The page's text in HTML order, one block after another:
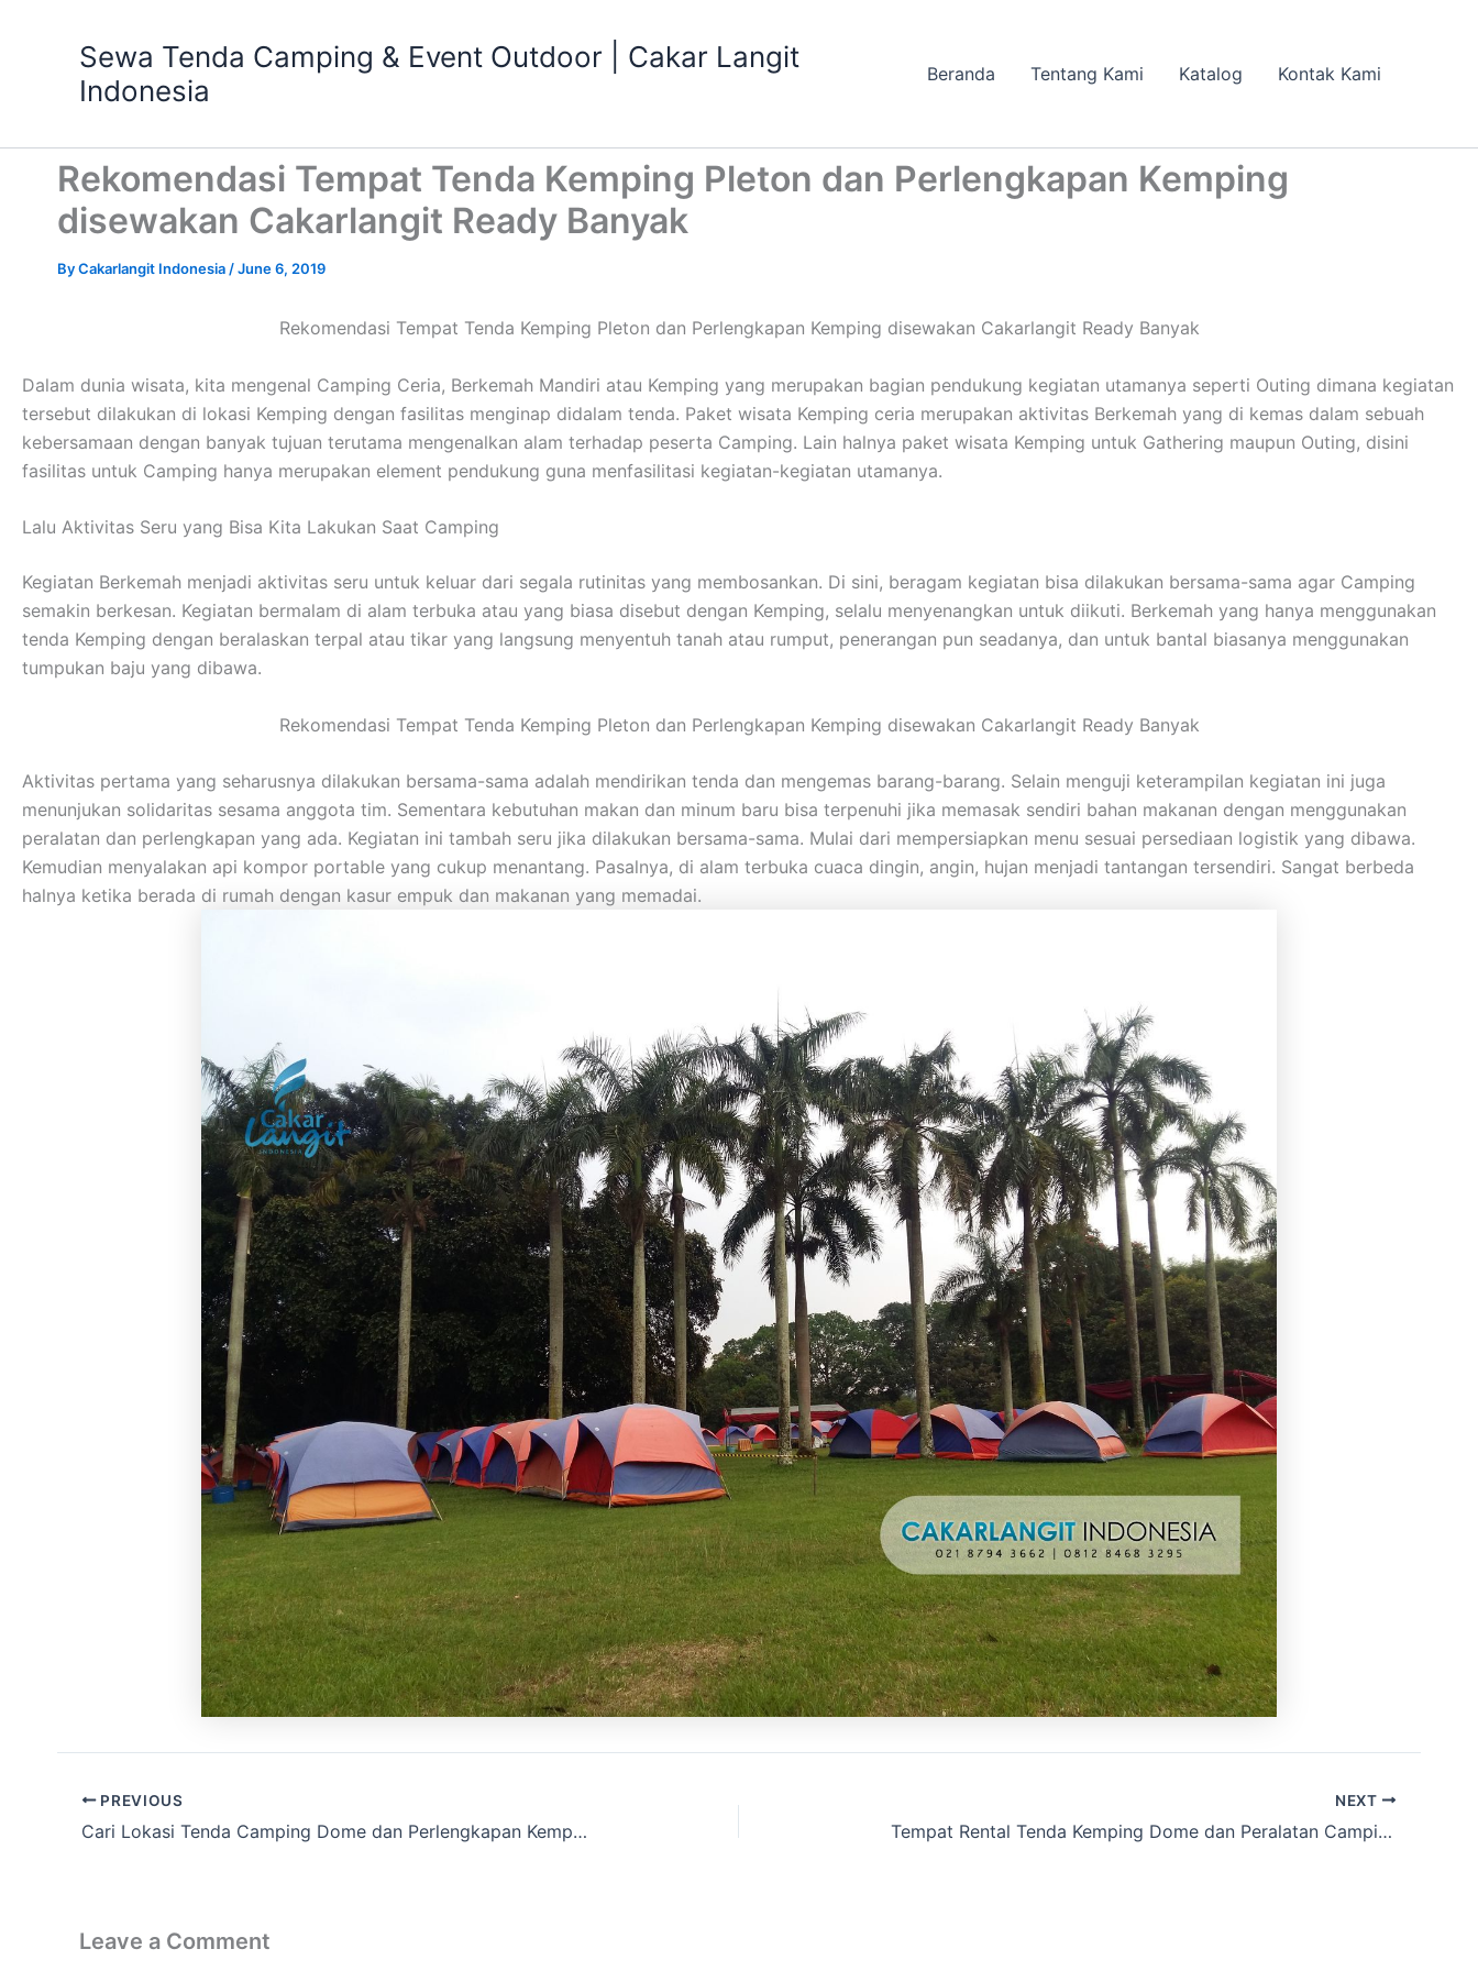
Sewa Tenda Camping & Event Outdoor | Cakar Langit
Indonesia
Beranda Tentang Kami Katalog Kontak Kami
Rekomendasi Tempat Tenda Kemping Pleton dan Perlengkapan Kemping
disewakan Cakarlangit Ready Banyak
ByCakarlangit Indonesia /June 6, 2019
Rekomendasi Tempat Tenda Kemping Pleton dan Perlengkapan Kemping disewakan Cakarlangit Ready Banyak
Dalam dunia wisata, kita mengenal Camping Ceria, Berkemah Mandiri atau Kemping yang merupakan bagian pendukung kegiatan utamanya seperti Outing dimana kegiatan
tersebut dilakukan di lokasi Kemping dengan fasilitas menginap didalam tenda. Paket wisata Kemping ceria merupakan aktivitas Berkemah yang di kemas dalam sebuah
kebersamaan dengan banyak tujuan terutama mengenalkan alam terhadap peserta Camping. Lain halnya paket wisata Kemping untuk Gathering maupun Outing, disini
fasilitas untuk Camping hanya merupakan element pendukung guna menfasilitasi kegiatan-kegiatan utamanya.
Lalu Aktivitas Seru yang Bisa Kita Lakukan Saat Camping
Kegiatan Berkemah menjadi aktivitas seru untuk keluar dari segala rutinitas yang membosankan. Di sini, beragam kegiatan bisa dilakukan bersama-sama agar Camping
semakin berkesan. Kegiatan bermalam di alam terbuka atau yang biasa disebut dengan Kemping, selalu menyenangkan untuk diikuti. Berkemah yang hanya menggunakan
tenda Kemping dengan beralaskan terpal atau tikar yang langsung menyentuh tanah atau rumput, penerangan pun seadanya, dan untuk bantal biasanya menggunakan
tumpukan baju yang dibawa.
Rekomendasi Tempat Tenda Kemping Pleton dan Perlengkapan Kemping disewakan Cakarlangit Ready Banyak
Aktivitas pertama yang seharusnya dilakukan bersama-sama adalah mendirikan tenda dan mengemas barang-barang. Selain menguji keterampilan kegiatan ini juga
menunjukan solidaritas sesama anggota tim. Sementara kebutuhan makan dan minum baru bisa terpenuhi jika memasak sendiri bahan makanan dengan menggunakan
peralatan dan perlengkapan yang ada. Kegiatan ini tambah seru jika dilakukan bersama-sama. Mulai dari mempersiapkan menu sesuai persediaan logistik yang dibawa.
Kemudian menyalakan api kompor portable yang cukup menantang. Pasalnya, di alam terbuka cuaca dingin, angin, hujan menjadi tantangan tersendiri. Sangat berbeda
halnya ketika berada di rumah dengan kasur empuk dan makanan yang memadai.
PREVIOUS
Cari Lokasi Tenda Camping Dome dan Perlengkapan Kemping yang disewakan Cakarlangit Ready Banyak wilayah Sindangkasih,Purwakarta
NEXT
Tempat Rental Tenda Kemping Dome dan Peralatan Camping sekitar Babakan,Cirebon
Leave a Comment